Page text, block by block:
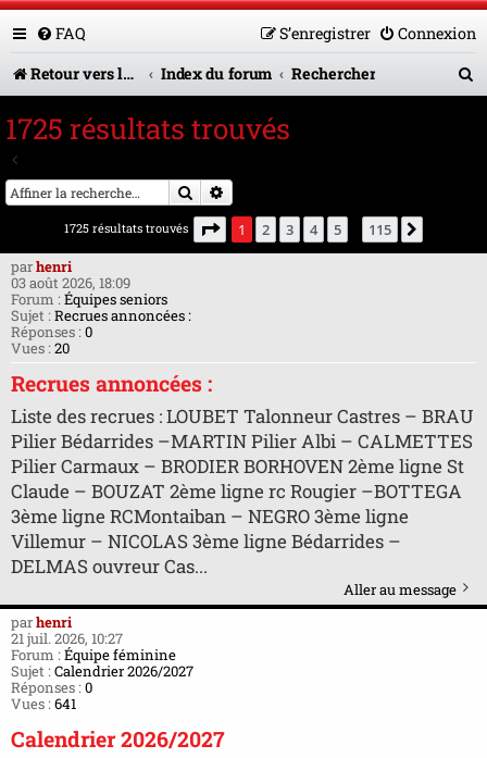
FAQ Connexion
S’enregistrer
Retour vers le site U.A.G.R.
Index du forum Rechercher
1725 résultats trouvés
Rechercher
1725 résultats trouvés Page 1sur115
1 2 3 4 5 115
parhenri
03 août 2026, 18:09
Forum : Équipes seniors
Sujet : Recrues annoncées :
Réponses : 0
Vues : 20
Recrues annoncées :
Liste des recrues : LOUBET Talonneur Castres – BRAU
Pilier Bédarrides –MARTIN Pilier Albi – CALMETTES
Pilier Carmaux – BRODIER BORHOVEN 2ème ligne St
Claude – BOUZAT 2ème ligne rc Rougier –BOTTEGA
3ème ligne RCMontaiban – NEGRO 3ème ligne
Villemur – NICOLAS 3ème ligne Bédarrides –
DELMAS ouvreur Cas...
Aller au message
parhenri
21 juil. 2026, 10:27
Forum :Équipe féminine
Sujet :Calendrier 2026/2027
Réponses :0
Vues :641
Calendrier 2026/2027